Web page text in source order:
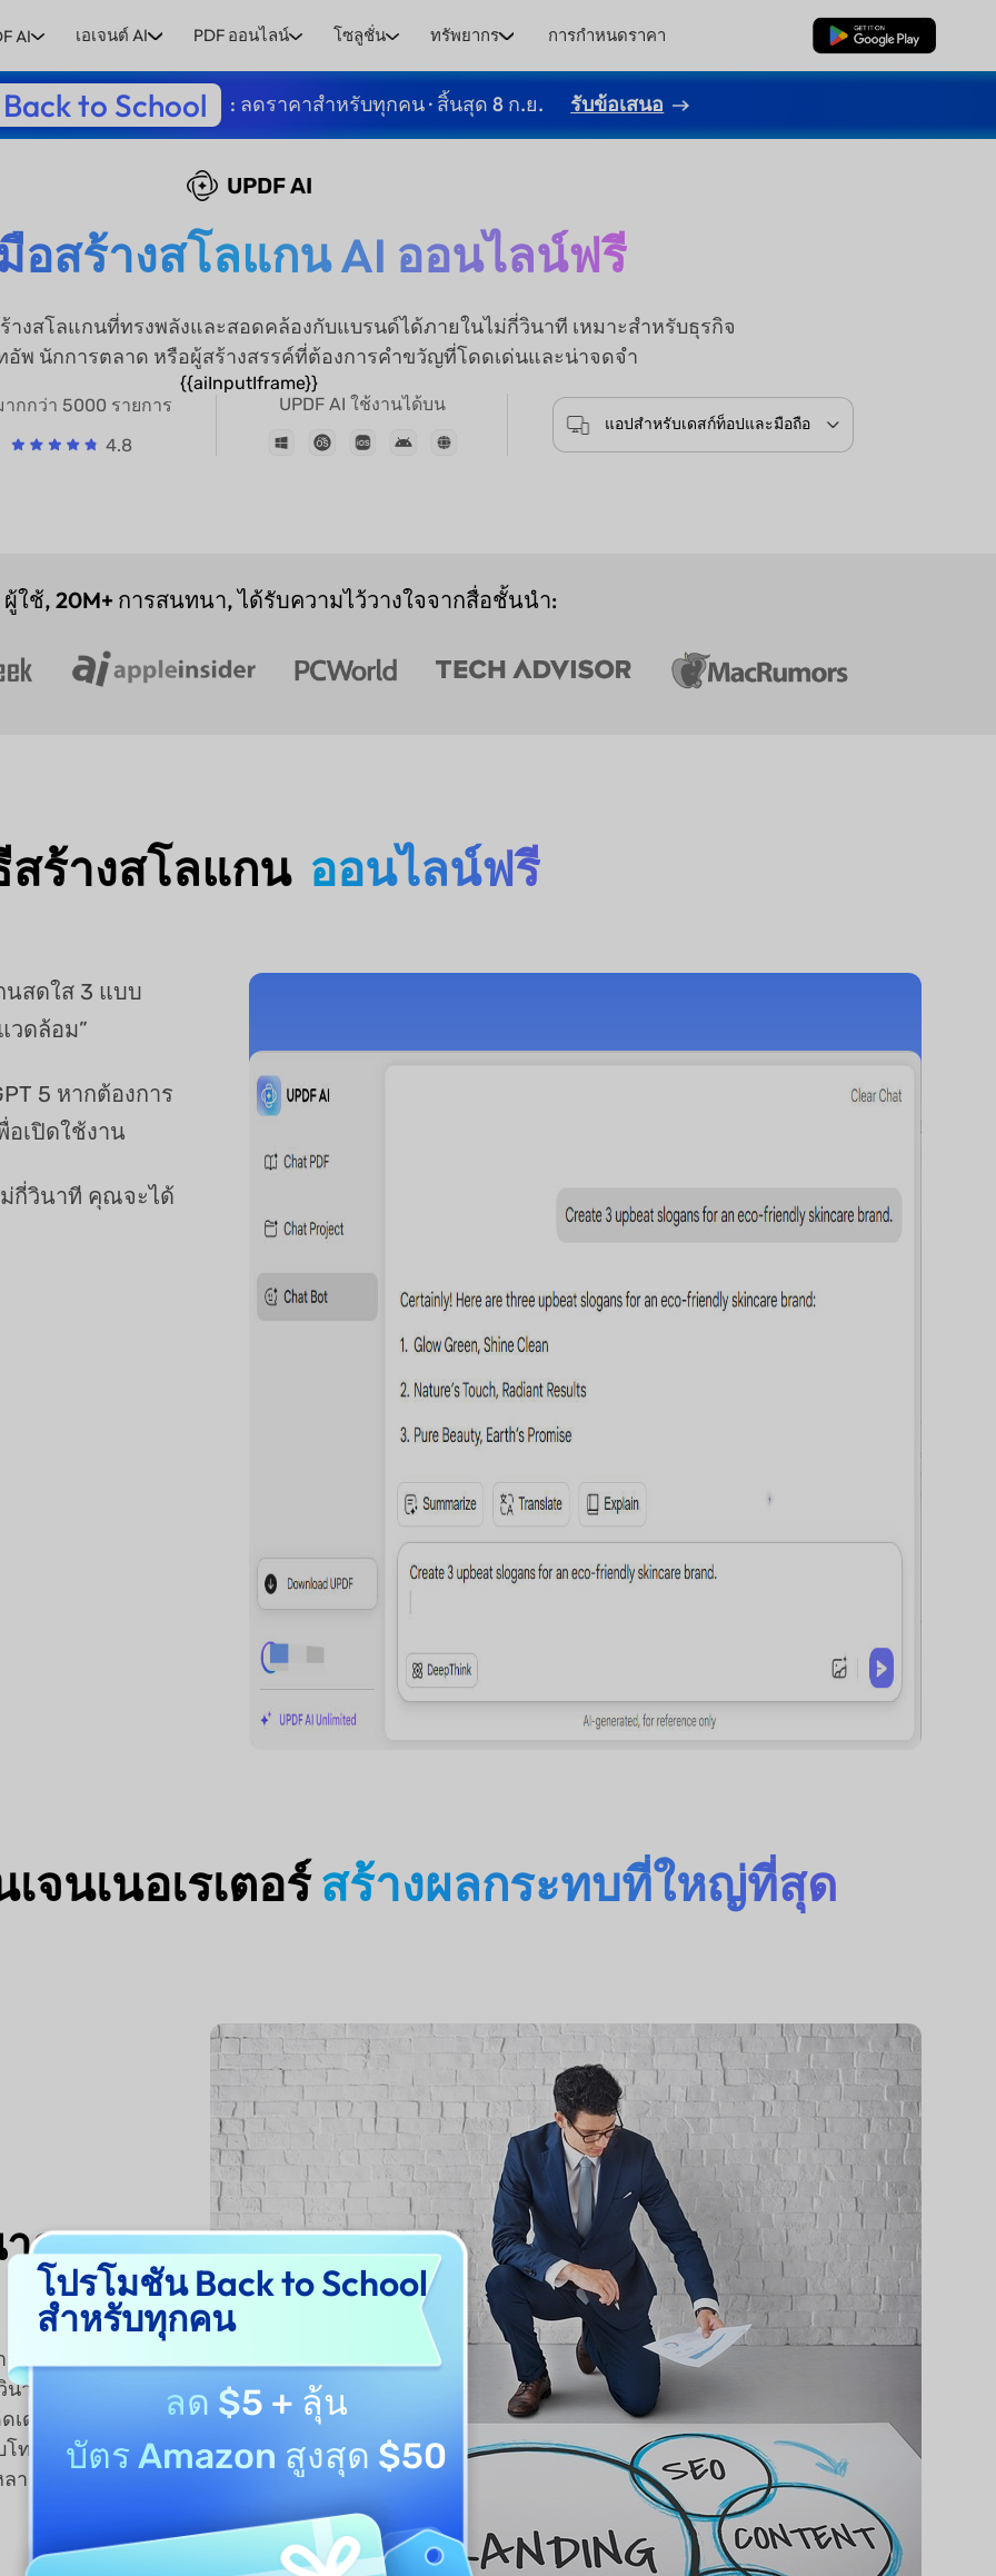
AI เอเจนต์ AI PDF ออนไลน์ โซลูชั่น ทรัพยากร การกำหนดราคา ดาวน์โหลดฟรี
to School : ลดราคาสำหรับทุกคน · สิ้นสุด 8 ก.ย. รับข้อเสนอ
UPDF AI
อสร้างสโลแกน AI ออนไลน์ฟรี
างสโลแกนที่ทรงพลังและสอดคล้องกับแบรนด์ได้ภายในไม่กี่วินาที เหมาะสำหรับธุรกิจ
อัพ นักการตลาด หรือผู้สร้างสรรค์ที่ต้องการคำขวัญที่โดดเด่นและน่าจดจำ
{{aiInputIframe}}
ากกว่า 5000 รายการ
4.8
UPDF AI ใช้งานได้บน
แอปสำหรับเดสก์ท็อปและมือถือ
ผู้ใช้, 20M+ การสนทนา, ได้รับความไว้วางใจจากสื่อชั้นนำ:
สร้างสโลแกน ออนไลน์ฟรี
นสดใส 3 แบบ
ดล้อม”
5 หากต้องการ
อเปิดใช้งาน
กี่วินาที คุณจะได้
จนเนอเรเตอร์สร้างผลกระทบที่ใหญ่ที่สุด
ด
หลาย
าที —
ด่น
ทน
ายรูป
โปรโมชัน Back to School
สำหรับทุกคน
ลด $5 + ลุ้น
บัตร Amazon สูงสุด $50